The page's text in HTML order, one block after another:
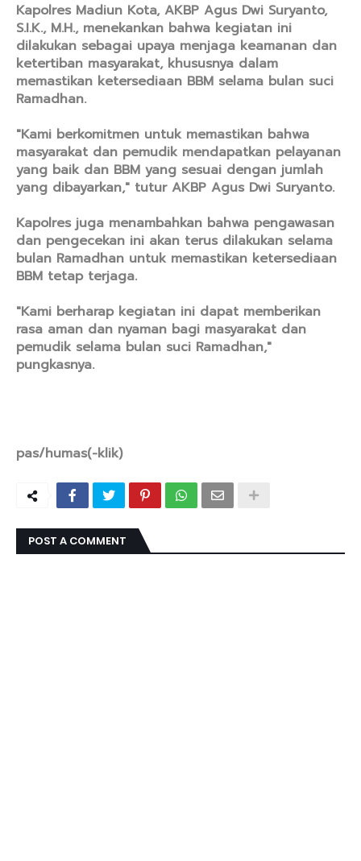
Kapolres Madiun Kota, AKBP Agus Dwi Suryanto,
S.I.K., M.H., menekankan bahwa kegiatan ini
dilakukan sebagai upaya menjaga keamanan dan
ketertiban masyarakat, khususnya dalam
memastikan ketersediaan BBM selama bulan suci
Ramadhan.
"Kami berkomitmen untuk memastikan bahwa
masyarakat dan pemudik mendapatkan pelayanan
yang baik dan BBM yang sesuai dengan jumlah
yang dibayarkan," tutur AKBP Agus Dwi Suryanto.
Kapolres juga menambahkan bahwa pengawasan
dan pengecekan ini akan terus dilakukan selama
bulan Ramadhan untuk memastikan ketersediaan
BBM tetap terjaga.
"Kami berharap kegiatan ini dapat memberikan
rasa aman dan nyaman bagi masyarakat dan
pemudik selama bulan suci Ramadhan,"
pungkasnya.
pas/humas(-klik)
POST A COMMENT